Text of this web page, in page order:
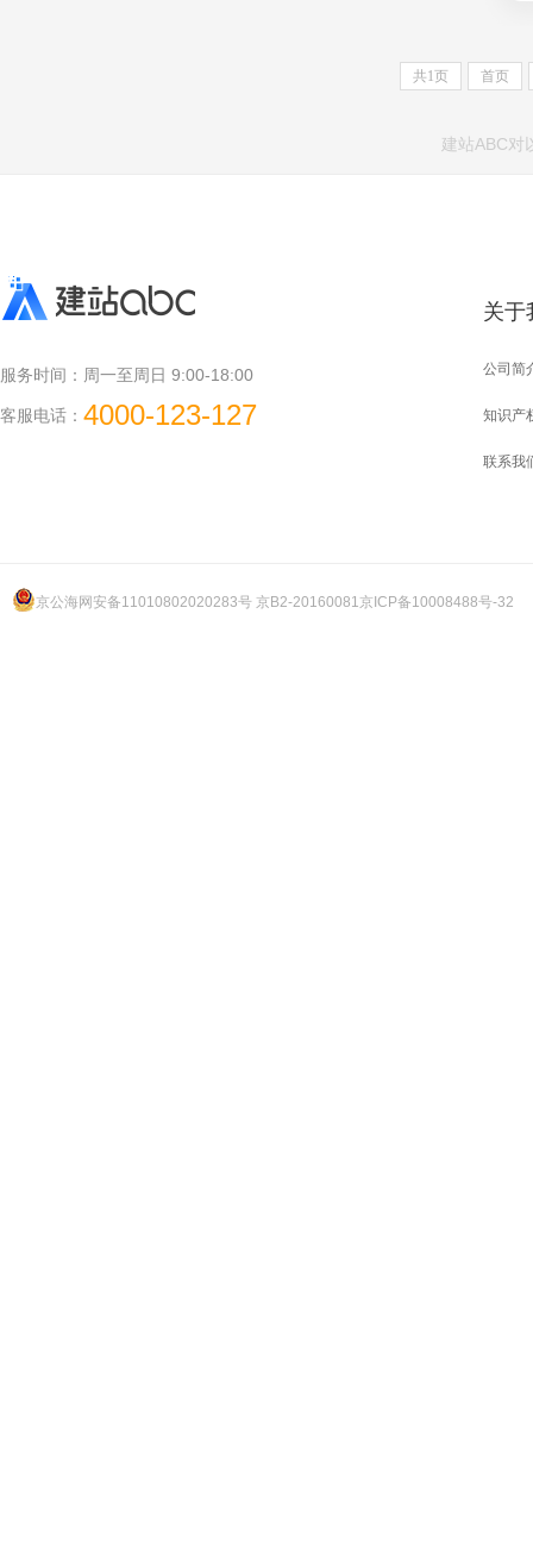
共1页 首页
建站ABC对
服务时间： 周一至周日 9:00-18:00
客服电话： 4000-123-127
关于
公司简
知识产
联系我
京公海网安备11010802020283号 京B2-20160081京ICP备10008488号-32